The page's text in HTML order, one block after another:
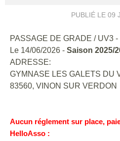
PUBLIÉ LE 09
PASSAGE DE GRADE / UV3
Le 14/06/2026 - Saison 2025/
ADRESSE:
GYMNASE LES GALETS DU
83560, VINON SUR VERDON
Aucun réglement sur place,
HelloAsso :